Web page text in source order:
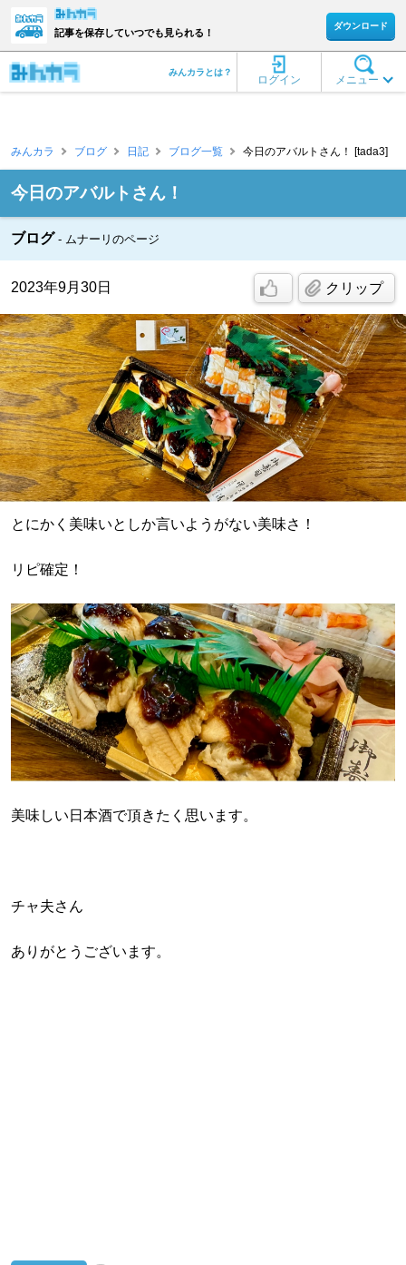
記事を保存していつでも見られる！
ダウンロード
メニュー
ログイン
みんカラとは？
みんカラ ブログ 日記 ブログ一覧 今日のアバルトさん！ [tada3]
今日のアバルトさん！
ブログ ムナーリのページ
2023年9月30日 クリップ
とにかく美味いとしか言いようがない美味さ！
リピ確定！
美味しい日本酒で頂きたく思います。
チャ夫さん
ありがとうございます。